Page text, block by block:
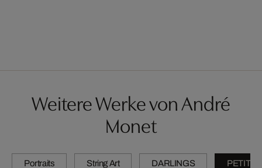
Weitere Werke von André
Monet
Portraits String Art DARLINGS PETITES